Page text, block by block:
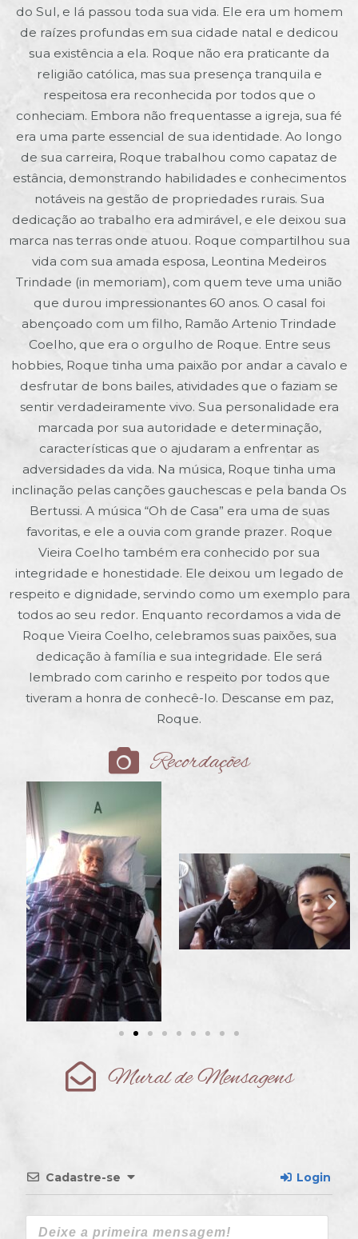
do Sul, e lá passou toda sua vida. Ele era um homem
de raízes profundas em sua cidade natal e dedicou
sua existência a ela. Roque não era praticante da
religião católica, mas sua presença tranquila e
respeitosa era reconhecida por todos que o
conheciam. Embora não frequentasse a igreja, sua fé
era uma parte essencial de sua identidade. Ao longo
de sua carreira, Roque trabalhou como capataz de
estância, demonstrando habilidades e conhecimentos
notáveis na gestão de propriedades rurais. Sua
dedicação ao trabalho era admirável, e ele deixou sua
marca nas terras onde atuou. Roque compartilhou sua
vida com sua amada esposa, Leontina Medeiros
Trindade (in memoriam), com quem teve uma união
que durou impressionantes 60 anos. O casal foi
abençoado com um filho, Ramão Artenio Trindade
Coelho, que era o orgulho de Roque. Entre seus
hobbies, Roque tinha uma paixão por andar a cavalo e
desfrutar de bons bailes, atividades que o faziam se
sentir verdadeiramente vivo. Sua personalidade era
marcada por sua autoridade e determinação,
características que o ajudaram a enfrentar as
adversidades da vida. Na música, Roque tinha uma
inclinação pelas canções gauchescas e pela banda Os
Bertussi. A música “Oh de Casa” era uma de suas
favoritas, e ele a ouvia com grande prazer. Roque
Vieira Coelho também era conhecido por sua
integridade e honestidade. Ele deixou um legado de
respeito e dignidade, servindo como um exemplo para
todos ao seu redor. Enquanto recordamos a vida de
Roque Vieira Coelho, celebramos suas paixões, sua
dedicação à família e sua integridade. Ele será
lembrado com carinho e respeito por todos que
tiveram a honra de conhecê-lo. Descanse em paz,
Roque.
Recordações
Mural de Mensagens
Cadastre-se Login